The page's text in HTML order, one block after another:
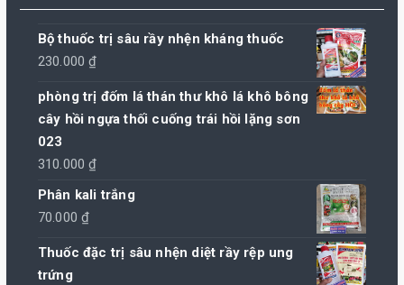
Bộ thuốc trị sâu rầy nhện kháng thuốc
230.000₫
phòng trị đốm lá thán thư khô lá khô bông
cây hồi ngựa thối cuống trái hồi lặng sơn
023
310.000₫
Phân kali trắng
70.000₫
Thuốc đặc trị sâu nhện diệt rầy rệp ung
trứng